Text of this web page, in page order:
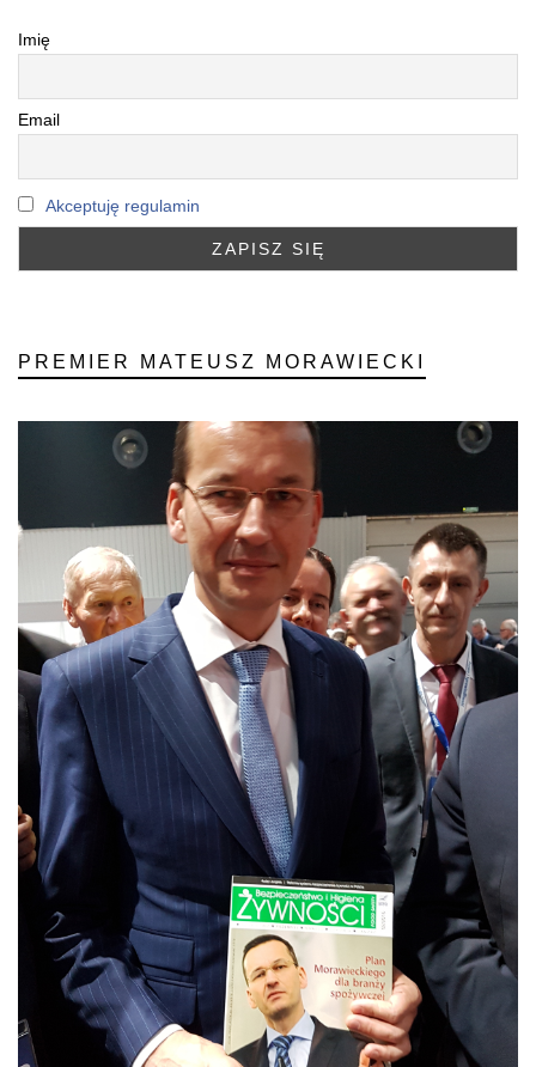
Imię
Email
Akceptuję regulamin
PREMIER MATEUSZ MORAWIECKI